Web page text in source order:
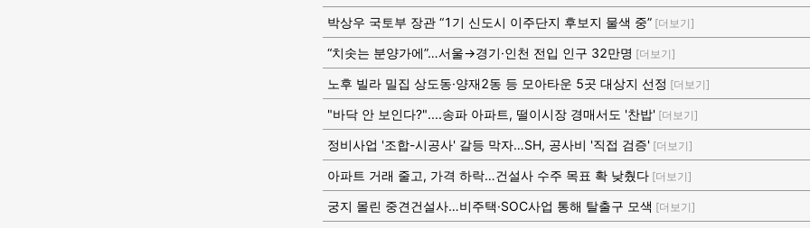
박상우 국토부 장관 “1기 신도시 이주단지 후보지 물색 중” [더보기]
“치솟는 분양가에”…서울→경기·인천 전입 인구 32만명 [더보기]
노후 빌라 밀집 상도동·양재2동 등 모아타운 5곳 대상지 선정 [더보기]
"바닥 안 보인다?"....송파 아파트, 떨이시장 경매서도 '찬밥' [더보기]
정비사업 '조합-시공사' 갈등 막자…SH, 공사비 '직접 검증' [더보기]
아파트 거래 줄고, 가격 하락…건설사 수주 목표 확 낮췄다 [더보기]
궁지 몰린 중견건설사…비주택·SOC사업 통해 탈출구 모색 [더보기]